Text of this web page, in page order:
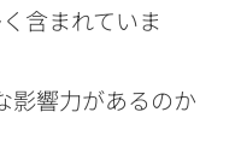
含まれていま
影響力があるのか